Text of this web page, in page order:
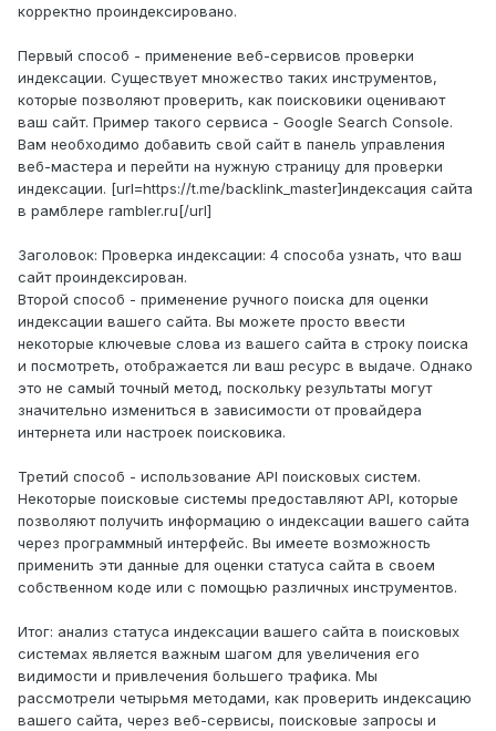
корректно проиндексировано.
Первый способ - применение веб-сервисов проверки
индексации. Существует множество таких инструментов,
которые позволяют проверить, как поисковики оценивают
ваш сайт. Пример такого сервиса - Google Search Console.
Вам необходимо добавить свой сайт в панель управления
веб-мастера и перейти на нужную страницу для проверки
индексации. [url=https://t.me/backlink_master]индексация сайта
в рамблере rambler.ru[/url]
Заголовок: Проверка индексации: 4 способа узнать, что ваш
сайт проиндексирован.
Второй способ - применение ручного поиска для оценки
индексации вашего сайта. Вы можете просто ввести
некоторые ключевые слова из вашего сайта в строку поиска
и посмотреть, отображается ли ваш ресурс в выдаче. Однако
это не самый точный метод, поскольку результаты могут
значительно измениться в зависимости от провайдера
интернета или настроек поисковика.
Третий способ - использование API поисковых систем.
Некоторые поисковые системы предоставляют API, которые
позволяют получить информацию о индексации вашего сайта
через программный интерфейс. Вы имеете возможность
применить эти данные для оценки статуса сайта в своем
собственном коде или с помощью различных инструментов.
Итог: анализ статуса индексации вашего сайта в поисковых
системах является важным шагом для увеличения его
видимости и привлечения большего трафика. Мы
рассмотрели четырьмя методами, как проверить индексацию
вашего сайта, через веб-сервисы, поисковые запросы и